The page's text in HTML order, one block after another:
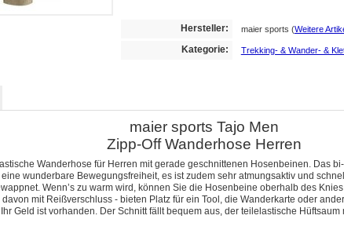
Hersteller: maier sports (Weitere
Kategorie: Trekking- & Wander- &
maier sports Tajo Men
Zipp-Off Wanderhose Herren
Wanderhose für Herren mit gerade geschnittenen Hosenbeinen. Das
wunderbare Bewegungsfreiheit, es ist zudem sehr atmungsaktiv und
Wenn’s zu warm wird, können Sie die Hosenbeine oberhalb des
mit Reißverschluss - bieten Platz für ein Tool, die Wanderkarte oder
Geld ist vorhanden. Der Schnitt fällt bequem aus, der teilelastische